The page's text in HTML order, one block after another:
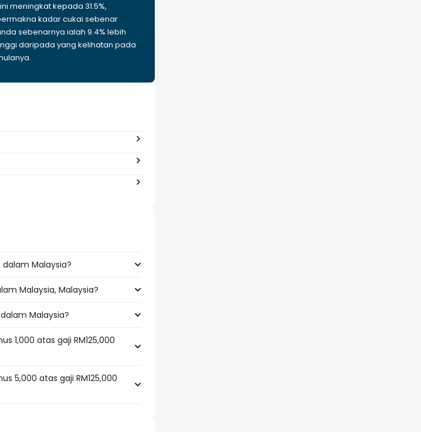
meningkat kepada 31.5%,
kadar cukai sebenar
sebenarnya ialah 9.4% lebih
daripada yang kelihatan pada
dalam Malaysia?
Malaysia, Malaysia?
Malaysia?
1,000 atas gaji RM125,000
5,000 atas gaji RM125,000